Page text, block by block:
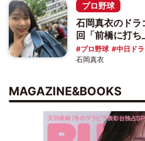
プロ野球
石岡真衣のド
回「前橋に打ち
プロ野球 中日ド
石岡真衣
MAGAZINE&BOOKS